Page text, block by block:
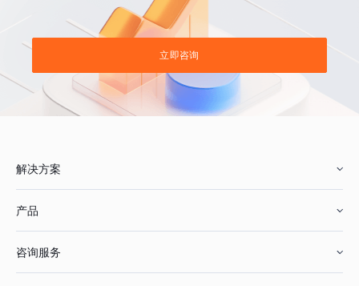
立即咨询
解决方案
产品
咨询服务